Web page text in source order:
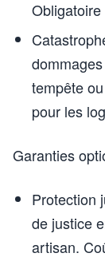
tempête
pour les
Garanties
Protection
de justice
artisan.